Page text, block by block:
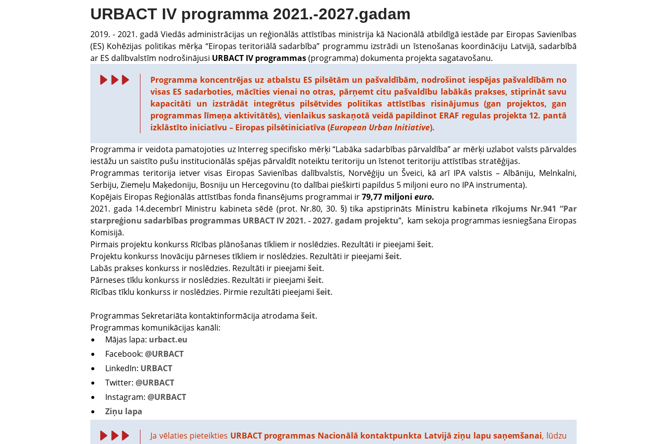
URBACT IV programma 2021.-2027.gadam
2019. - 2021. gadā Viedās administrācijas un reģionālās attīstības ministrija kā Nacionālā atbildīgā iestāde par Eiropas Savienības
(ES) Kohēzijas politikas mērķa “Eiropas teritoriālā sadarbība” programmu izstrādi un īstenošanas koordināciju Latvijā, sadarbībā
ar ES dalībvalstīm nodrošinājusi URBACT IV programmas(programma) dokumenta projekta sagatavošanu.
Programma koncentrējas uz atbalstu ES pilsētām un pašvaldībām, nodrošinot iespējas pašvaldībām no
visas ES sadarboties, mācīties vienai no otras, pārņemt citu pašvaldību labākās prakses, stiprināt savu
kapacitāti un izstrādāt integrētus pilsētvides politikas attīstības risinājumus (gan projektos, gan
programmas līmeņa aktivitātēs), vienlaikus saskaņotā veidā papildinot ERAF regulas projekta 12. pantā
izklāstīto iniciatīvu – Eiropas pilsētiniciatīva (European Urban Initiative).
Programma ir veidota pamatojoties uz Interreg specifisko mērķi “Labāka sadarbības pārvaldība” ar mērķi uzlabot valsts pārvaldes
iestāžu un saistīto pušu institucionālās spējas pārvaldīt noteiktu teritoriju un īstenot teritoriju attīstības stratēģijas.
Programmas teritorija ietver visas Eiropas Savienības dalībvalstis, Norvēģiju un Šveici, kā arī IPA valstis – Albāniju, Melnkalni,
Serbiju, Ziemeļu Maķedoniju, Bosniju un Hercegovinu (to dalībai pieškirti papildus 5 miljoni euro no IPA instrumenta).
Kopējais Eiropas Reģionālās attīstības fonda finansējums programmai ir79,77 miljoni euro.
2021. gada 14.decembrī Ministru kabineta sēdē (prot. Nr.80, 30. §) tika apstiprināts Ministru kabineta rīkojums Nr.941 “Par
starpreģionu sadarbības programmas URBACT IV 2021. - 2027. gadam projektu”, kam sekoja programmas iesniegšana Eiropas
Komisijā.
Pirmais projektu konkurss Rīcības plānošanas tīkliem ir noslēdzies. Rezultāti ir pieejami šeit.
Projektu konkurss Inovāciju pārneses tīkliem ir noslēdzies. Rezultāti ir pieejami šeit.
Labās prakses konkurss ir noslēdzies. Rezultāti ir pieejami šeit.
Pārneses tīklu konkurss ir noslēdzies. Rezultāti ir pieejami šeit.
Rīcības tīklu konkurss ir noslēdzies. Pirmie rezultāti pieejami šeit.
Programmas Sekretariāta kontaktinformācija atrodama šeit.
Programmas komunikācijas kanāli:
Mājas lapa: urbact.eu
Facebook: @URBACT
LinkedIn: URBACT
Twitter: @URBACT
Instagram: @URBACT
Ziņu lapa
Ja vēlaties pieteikties URBACT programmas Nacionālā kontaktpunkta Latvijā ziņu lapu saņemšanai, lūdzu